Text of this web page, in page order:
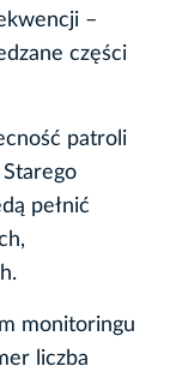
–
części
patroli
pełnić
monitoringu
liczba